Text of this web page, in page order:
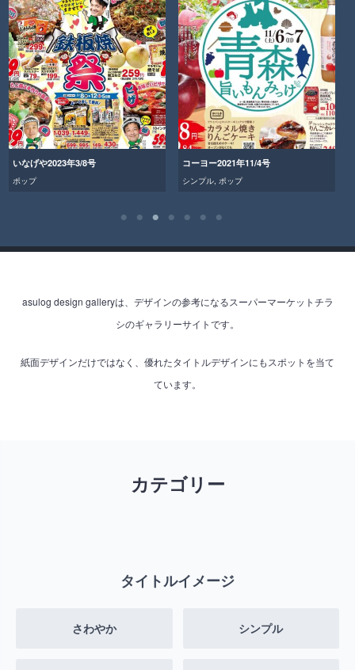
いなげや2023年3/8号
ポップ
コーヨー2021年11/4号
シンプル, ポップ
asulog design galleryは、デザインの参考になるスーパーマーケットチラ
シのギャラリーサイトです。
紙面デザインだけではなく、優れたタイトルデザインにもスポットを当て
ています。
カテゴリー
タイトルイメージ
さわやか シンプル